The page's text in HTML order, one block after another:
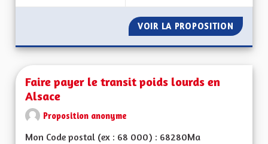
VOIR LA PROPOSITION FAIRE
Faire payer le transit poids lourds en
Alsace
Proposition anonyme
Mon Code postal (ex : 68 000) : 68280Ma